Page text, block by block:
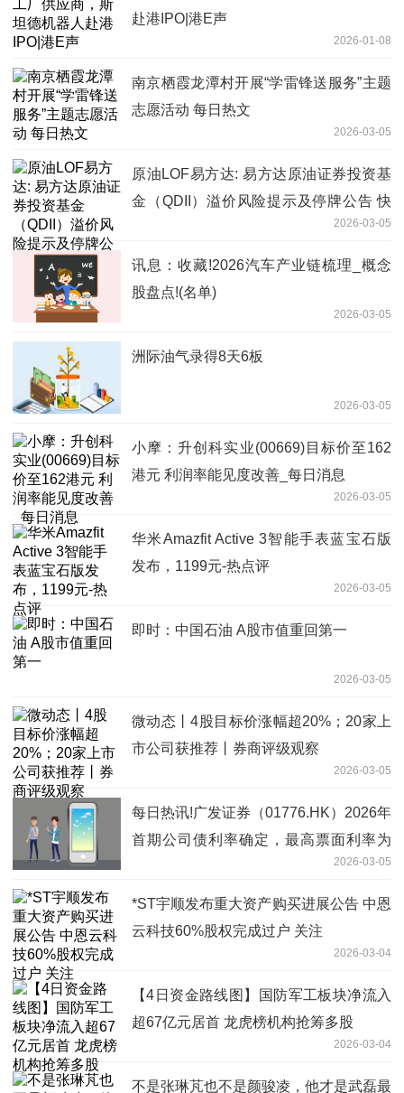
赴港IPO|港E声
2026-01-08
南京栖霞龙潭村开展“学雷锋送服务”主题
志愿活动 每日热文
2026-03-05
原油LOF易方达: 易方达原油证券投资基
金（QDII）溢价风险提示及停牌公告 快
2026-03-05
讯息：收藏!2026汽车产业链梳理_概念
股盘点!(名单)
2026-03-05
洲际油气录得8天6板
2026-03-05
小摩：升创科实业(00669)目标价至162
港元 利润率能见度改善_每日消息
2026-03-05
华米Amazfit Active 3智能手表蓝宝石版
发布，1199元-热点评
2026-03-05
即时：中国石油 A股市值重回第一
2026-03-05
微动态丨4股目标价涨幅超20%；20家上
市公司获推荐丨券商评级观察
2026-03-05
每日热讯!广发证券（01776.HK）2026年
首期公司债利率确定，最高票面利率为
2026-03-05
*ST宇顺发布重大资产购买进展公告 中恩
云科技60%股权完成过户 关注
2026-03-04
【4日资金路线图】国防军工板块净流入
超67亿元居首 龙虎榜机构抢筹多股
2026-03-04
不是张琳芃也不是颜骏凌，他才是武磊最